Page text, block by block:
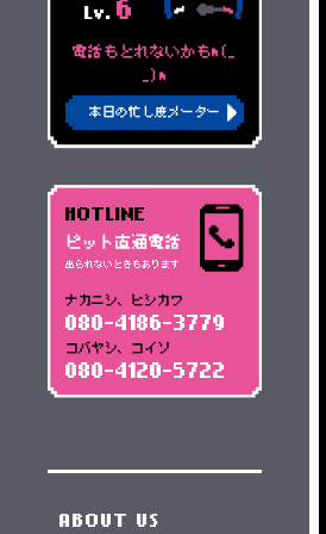
Lv. 6
電話もとれないかもm(_
_)m
本日の忙し度メーター
HOTLINE
ピット直通電話
出られないときもあります
ナカニシ、ヒシカワ
080-4186-3779
コバヤシ、コイソ
080-4120-5722
ABOUT US